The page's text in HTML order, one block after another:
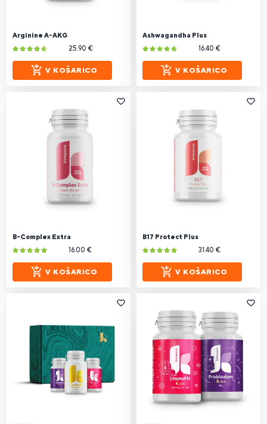
Arginine A-AKG
25.90 €
V KOŠARICO
Ashwagandha Plus
16.40 €
V KOŠARICO
B-Complex Extra
16.00 €
V KOŠARICO
B17 Protect Plus
31.40 €
V KOŠARICO